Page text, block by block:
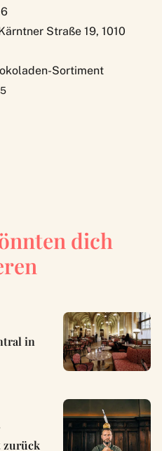
Straße 19, 1010
Sortiment
dich
in
zurück